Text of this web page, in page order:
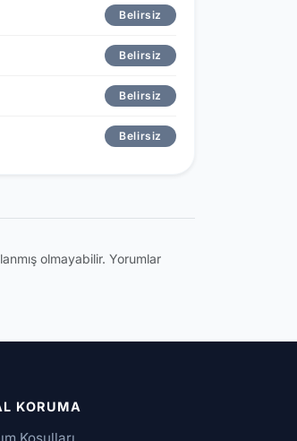
Belirsiz
Belirsiz
Belirsiz
Belirsiz
olmayabilir. Yorumlar
KORUMA